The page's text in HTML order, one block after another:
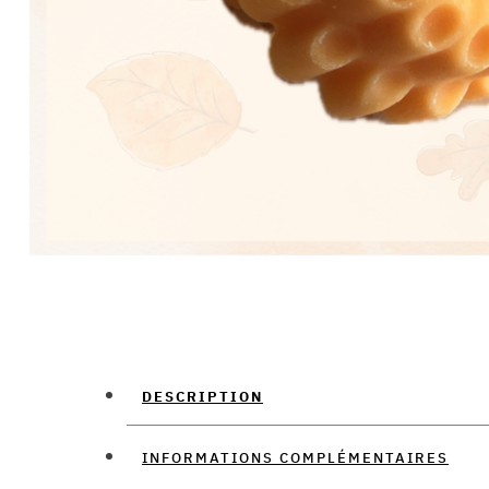
DESCRIPTION
INFORMATIONS COMPLÉMENTAIRES